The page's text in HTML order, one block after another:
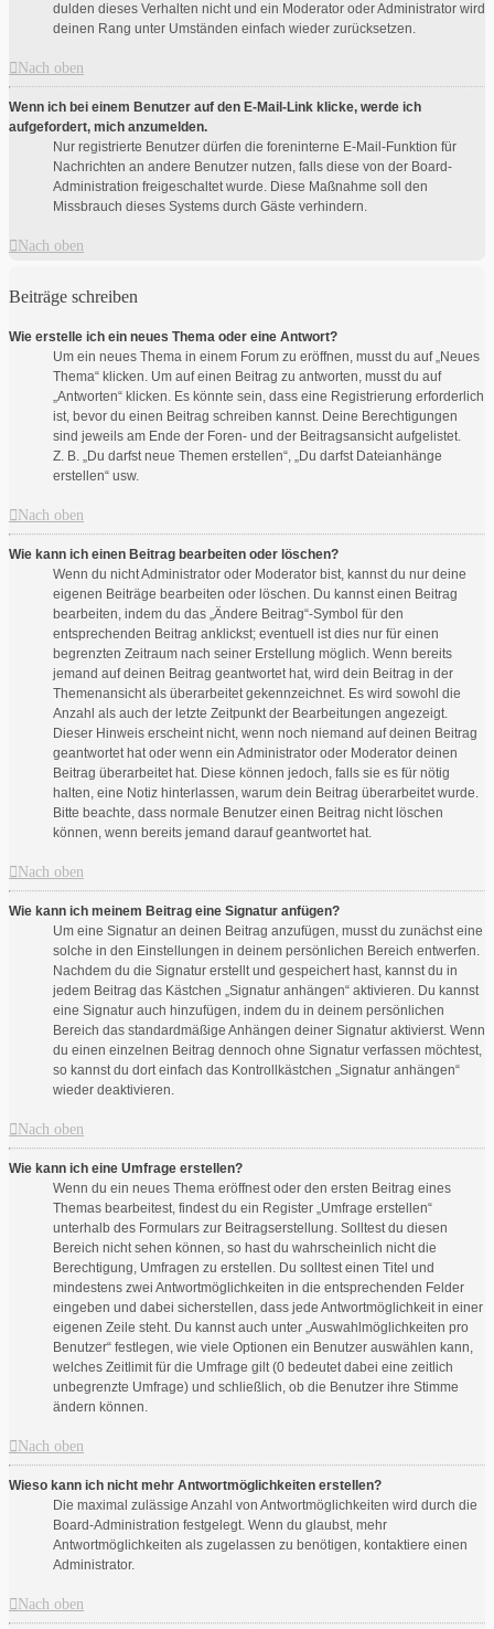
dulden dieses Verhalten nicht und ein Moderator oder Administrator wird
deinen Rang unter Umständen einfach wieder zurücksetzen.
Nach oben
Wenn ich bei einem Benutzer auf den E-Mail-Link klicke, werde ich
aufgefordert, mich anzumelden.
Nur registrierte Benutzer dürfen die foreninterne E-Mail-Funktion für
Nachrichten an andere Benutzer nutzen, falls diese von der Board-
Administration freigeschaltet wurde. Diese Maßnahme soll den
Missbrauch dieses Systems durch Gäste verhindern.
Nach oben
Beiträge schreiben
Wie erstelle ich ein neues Thema oder eine Antwort?
Um ein neues Thema in einem Forum zu eröffnen, musst du auf „Neues
Thema“ klicken. Um auf einen Beitrag zu antworten, musst du auf
„Antworten“ klicken. Es könnte sein, dass eine Registrierung erforderlich
ist, bevor du einen Beitrag schreiben kannst. Deine Berechtigungen
sind jeweils am Ende der Foren- und der Beitragsansicht aufgelistet.
Z. B. „Du darfst neue Themen erstellen“, „Du darfst Dateianhänge
erstellen“ usw.
Nach oben
Wie kann ich einen Beitrag bearbeiten oder löschen?
Wenn du nicht Administrator oder Moderator bist, kannst du nur deine
eigenen Beiträge bearbeiten oder löschen. Du kannst einen Beitrag
bearbeiten, indem du das „Ändere Beitrag“-Symbol für den
entsprechenden Beitrag anklickst; eventuell ist dies nur für einen
begrenzten Zeitraum nach seiner Erstellung möglich. Wenn bereits
jemand auf deinen Beitrag geantwortet hat, wird dein Beitrag in der
Themenansicht als überarbeitet gekennzeichnet. Es wird sowohl die
Anzahl als auch der letzte Zeitpunkt der Bearbeitungen angezeigt.
Dieser Hinweis erscheint nicht, wenn noch niemand auf deinen Beitrag
geantwortet hat oder wenn ein Administrator oder Moderator deinen
Beitrag überarbeitet hat. Diese können jedoch, falls sie es für nötig
halten, eine Notiz hinterlassen, warum dein Beitrag überarbeitet wurde.
Bitte beachte, dass normale Benutzer einen Beitrag nicht löschen
können, wenn bereits jemand darauf geantwortet hat.
Nach oben
Wie kann ich meinem Beitrag eine Signatur anfügen?
Um eine Signatur an deinen Beitrag anzufügen, musst du zunächst eine
solche in den Einstellungen in deinem persönlichen Bereich entwerfen.
Nachdem du die Signatur erstellt und gespeichert hast, kannst du in
jedem Beitrag das Kästchen „Signatur anhängen“ aktivieren. Du kannst
eine Signatur auch hinzufügen, indem du in deinem persönlichen
Bereich das standardmäßige Anhängen deiner Signatur aktivierst. Wenn
du einen einzelnen Beitrag dennoch ohne Signatur verfassen möchtest,
so kannst du dort einfach das Kontrollkästchen „Signatur anhängen“
wieder deaktivieren.
Nach oben
Wie kann ich eine Umfrage erstellen?
Wenn du ein neues Thema eröffnest oder den ersten Beitrag eines
Themas bearbeitest, findest du ein Register „Umfrage erstellen“
unterhalb des Formulars zur Beitragserstellung. Solltest du diesen
Bereich nicht sehen können, so hast du wahrscheinlich nicht die
Berechtigung, Umfragen zu erstellen. Du solltest einen Titel und
mindestens zwei Antwortmöglichkeiten in die entsprechenden Felder
eingeben und dabei sicherstellen, dass jede Antwortmöglichkeit in einer
eigenen Zeile steht. Du kannst auch unter „Auswahlmöglichkeiten pro
Benutzer“ festlegen, wie viele Optionen ein Benutzer auswählen kann,
welches Zeitlimit für die Umfrage gilt (0 bedeutet dabei eine zeitlich
unbegrenzte Umfrage) und schließlich, ob die Benutzer ihre Stimme
ändern können.
Nach oben
Wieso kann ich nicht mehr Antwortmöglichkeiten erstellen?
Die maximal zulässige Anzahl von Antwortmöglichkeiten wird durch die
Board-Administration festgelegt. Wenn du glaubst, mehr
Antwortmöglichkeiten als zugelassen zu benötigen, kontaktiere einen
Administrator.
Nach oben